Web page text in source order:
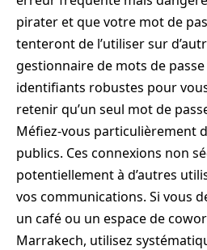
pirater et que votre mot de
tenteront de l’utiliser sur
gestionnaire de mots de
identifiants robustes pour
retenir qu’un seul mot de
Méfiez-vous particulièrement
publics. Ces connexions non
potentiellement à d’autres
vos communications. Si vous
un café ou un espace de
Marrakech, utilisez